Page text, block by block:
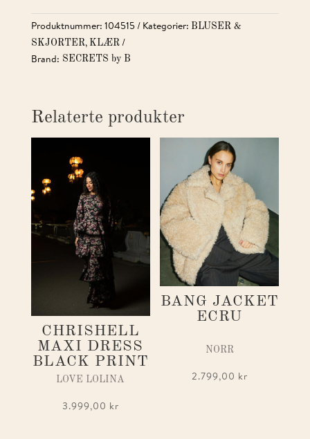
Produktnummer: 104515 Kategorier: BLUSER &
SKJORTER, KLÆR
Brand: SECRETS by B
Relaterte produkter
CHRISHELL
MAXI DRESS
BLACK PRINT
LOVE LOLINA
3.999,00 kr
BANG JACKET
ECRU
NORR
2.799,00 kr